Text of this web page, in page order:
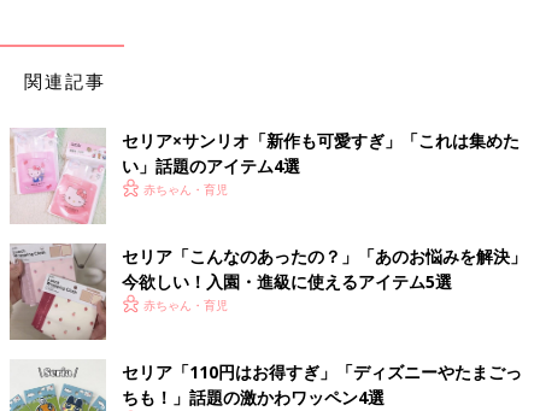
関連記事
セリア×サンリオ「新作も可愛すぎ」「これは集めた
い」話題のアイテム4選
赤ちゃん・育児
セリア「こんなのあったの？」「あのお悩みを解決」
今欲しい！入園・進級に使えるアイテム5選
赤ちゃん・育児
セリア「110円はお得すぎ」「ディズニーやたまごっ
ちも！」話題の激かわワッペン4選